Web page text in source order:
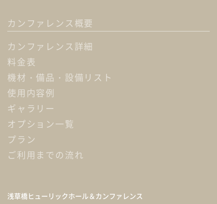
カンファレンス概要
カンファレンス詳細
料金表
機材・備品・設備リスト
使用内容例
ギャラリー
オプション一覧
プラン
ご利用までの流れ
浅草橋ヒューリックホール＆カンファレンス